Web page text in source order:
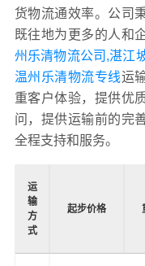
货物流通效率。公司
既往地为更多的人和
州乐清物流公司,湛江
温州乐清物流专线运
重客户体验，提供优
问，提供运输前的完
全程支持和服务。
运
输
方
式
起步价格